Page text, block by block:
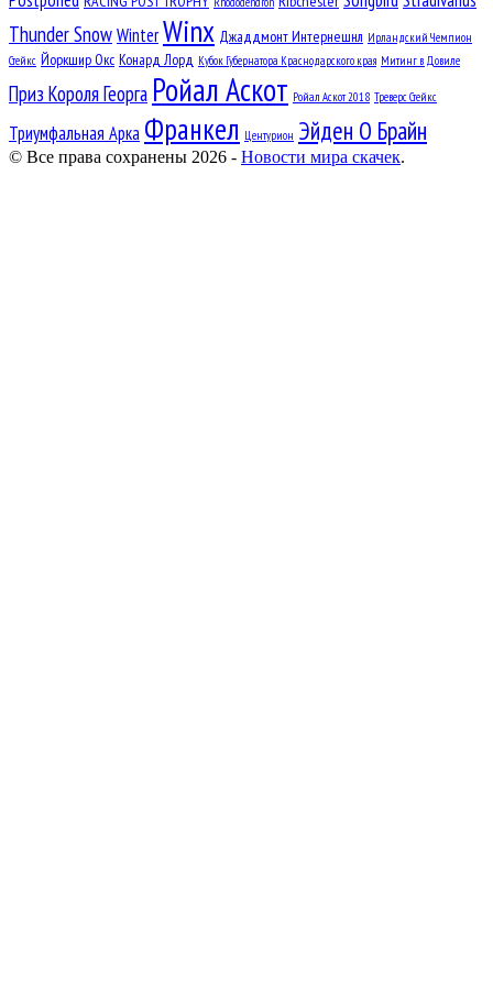
Thunder SnowWinterWinx Джаддмонт Интернешнл Ирландский Чемпион
Стейкс Йоркшир Окс Конард Лорд Кубок Губернатора Краснодарского края Митинг в Довиле
Приз Короля Георга Ройал Аскот Ройал Аскот 2018 Треверс Стейкс
Триумфальная Арка Франкел Центурион Эйден О Брайн
© Все права сохранены 2026 - Новости мира скачек.